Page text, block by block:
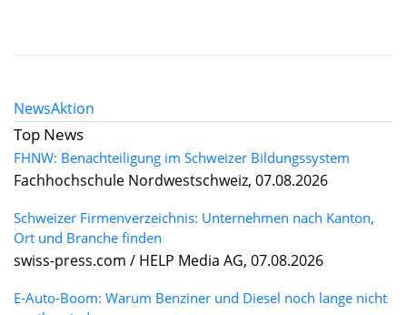
NewsAktion
Top News
FHNW: Benachteiligung im Schweizer Bildungssystem
Fachhochschule Nordwestschweiz, 07.08.2026
Schweizer Firmenverzeichnis: Unternehmen nach Kanton,
Ort und Branche finden
swiss-press.com / HELP Media AG, 07.08.2026
E-Auto-Boom: Warum Benziner und Diesel noch lange nicht